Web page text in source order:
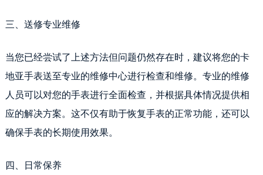
三、送修专业维修
当您已经尝试了上述方法但问题仍然存在时，建议将您的卡
地亚手表送至专业的维修中心进行检查和维修。专业的维修
人员可以对您的手表进行全面检查，并根据具体情况提供相
应的解决方案。这不仅有助于恢复手表的正常功能，还可以
确保手表的长期使用效果。
四、日常保养